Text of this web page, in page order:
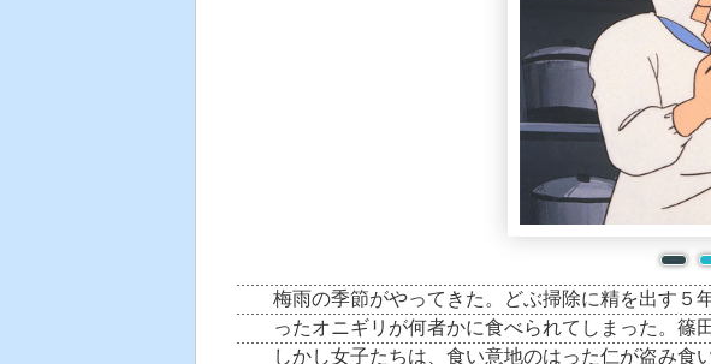
梅雨の季節がやってきた。どぶ掃除に精を出す５
ったオニギリが何者かに食べられてしまった。篠
しかし女子たちは、食い意地のはった仁が盗み